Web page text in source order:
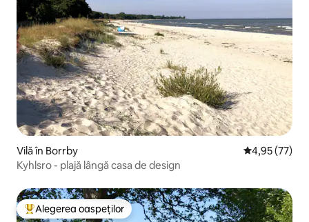
Vilă în Borrby Scor mediu
4,95 (77)
Kyhlsro - plajă lângă casa de design
Locuință din topul categoriei Alegerea oaspeților
Alegerea oaspeților